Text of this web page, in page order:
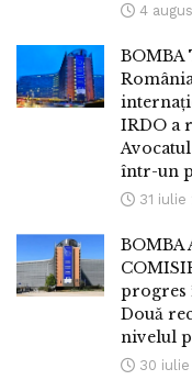
4
BOMBA
IRDO a
într-un
31 iulie
BOMBA
progres
Două
nivelul
30